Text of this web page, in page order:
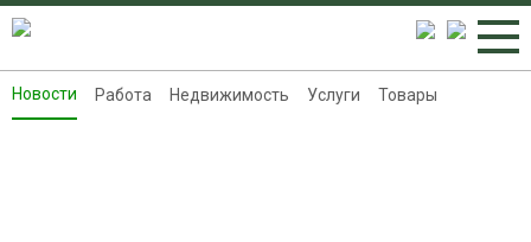
Новости
Новости Работа Недвижимость Услуги Товары